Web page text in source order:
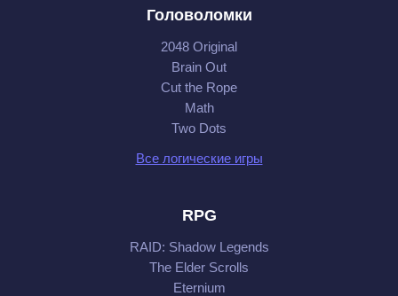
Головоломки
2048 Original
Brain Out
Cut the Rope
Math
Two Dots
Все логические игры
RPG
RAID: Shadow Legends
The Elder Scrolls
Eternium